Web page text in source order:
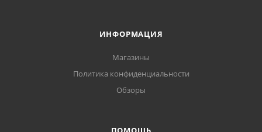
ИНФОРМАЦИЯ
Магазины
Политика конфиденциальности
Обзоры